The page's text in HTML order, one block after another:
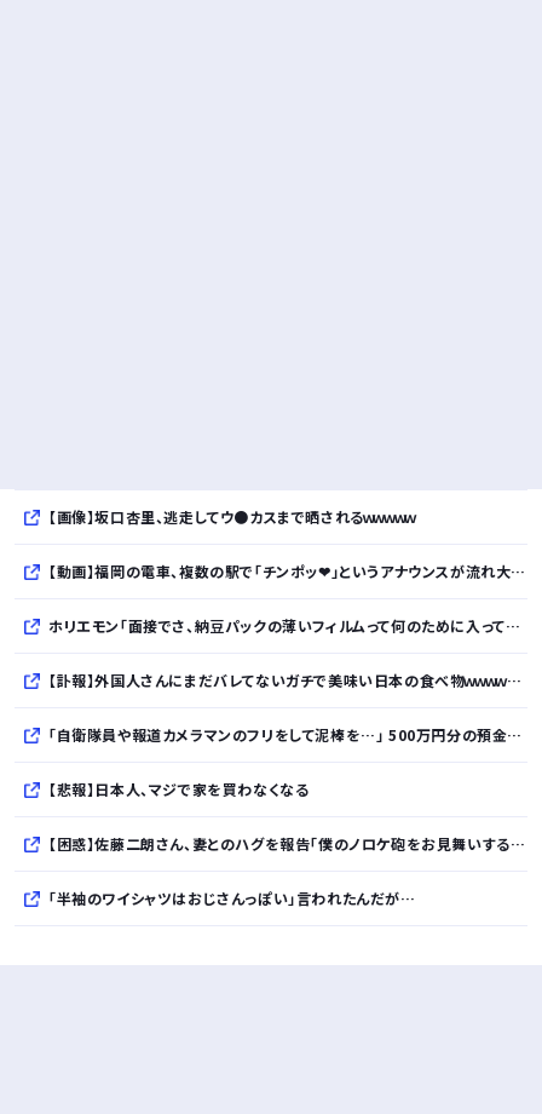
【画像】坂口杏里、逃走してウ●カスまで晒されるｗｗｗｗｗ
【動画】福岡の電車、複数の駅で「チンポッ❤」というアナウンスが流れ大騒ぎwwwwwwwww
ホリエモン「面接でさ、納豆パックの薄いフィルムって何のために入っていの？って聞くわけ」
【訃報】外国人さんにまだバレてないガチで美味い日本の食べ物ｗｗｗｗｗｗｗｗｗｗ
「自衛隊員や報道カメラマンのフリをして泥棒を…」 500万円分の預金通帳を盗まれた高齢女性が明かす被害 「外出が怖くなり、避難所にも行けない」
【悲報】日本人、マジで家を買わなくなる
【困惑】佐藤二朗さん、妻とのハグを報告「僕のノロケ砲をお見舞いする」・・・・・・・・・
「半袖のワイシャツはおじさんっぽい」言われたんだが…